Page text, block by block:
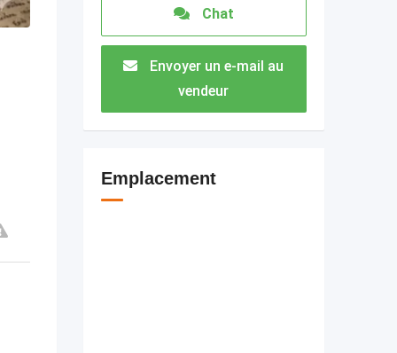
Chat
Envoyer un e-mail au
vendeur
Emplacement